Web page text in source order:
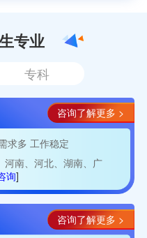
专业
专科
咨询了解更多 >
求多 工作稳定
河南、河北、湖南、广
询]
咨询了解更多 >